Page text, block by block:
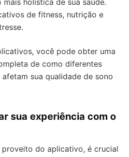
holística de sua saúde.
de fitness, nutrição e
você pode obter uma
de como diferentes
sua qualidade de sono
sua experiência com o
do aplicativo, é crucial